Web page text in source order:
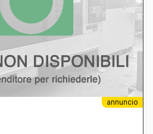
annuncio